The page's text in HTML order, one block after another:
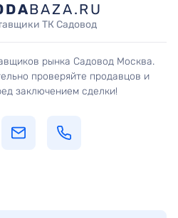
BAZA.RU
ТК Садовод
рынка Садовод Москва.
проверяйте продавцов и
заключением сделки!